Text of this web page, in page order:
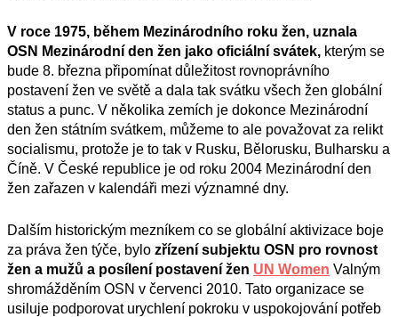
V roce 1975, během Mezinárodního roku žen, uznala
OSN Mezinárodní den žen jako oficiální svátek, kterým se
bude 8. března připomínat důležitost rovnoprávního
postavení žen ve světě a dala tak svátku všech žen globální
status a punc. V několika zemích je dokonce Mezinárodní
den žen státním svátkem, můžeme to ale považovat za relikt
socialismu, protože je to tak v Rusku, Bělorusku, Bulharsku a
Číně. V České republice je od roku 2004 Mezinárodní den
žen zařazen v kalendáři mezi významné dny.
Dalším historickým mezníkem co se globální aktivizace boje
za práva žen týče, bylo zřízení subjektu OSN pro rovnost
žen a mužů a posílení postavení žen UN Women Valným
shromážděním OSN v červenci 2010. Tato organizace se
usiluje podporovat urychlení pokroku v uspokojování potřeb